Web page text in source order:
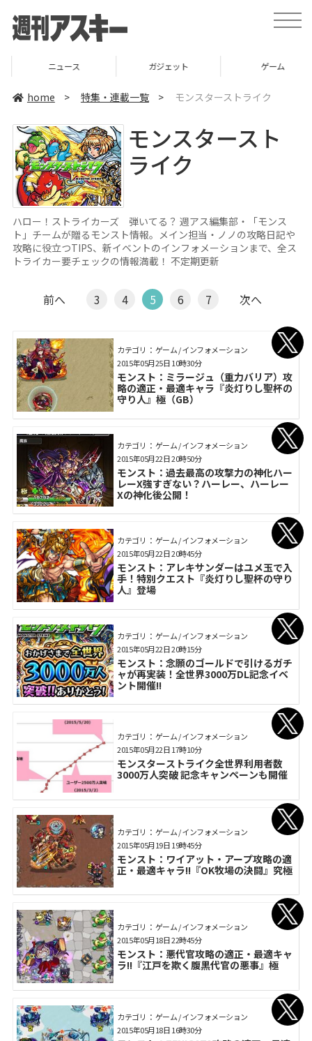
toggle
ニュース ガジェット ゲーム
home > 特集・連載一覧 > モンスターストライク
モンスタースト
ライク
ハロー！ストライカーズ 弾いてる？ 週アス編集部・「モンス
ト」チームが贈るモンスト情報。メイン担当・ノノの攻略日記や
攻略に役立つTIPS、新イベントのインフォメーションまで、全ス
トライカー要チェックの情報満載！ 不定期更新
前へ 3 4 5 6 7 次へ
カテゴリ： ゲーム / インフォメーション
モンスト：ミラージュ（重力バリア）攻
略の適正・最適キャラ『炎灯りし聖杯の
守り人』極（GB）
2015年05月25日 10時30分
カテゴリ： ゲーム / インフォメーション
モンスト：過去最高の攻撃力の神化ハー
レーX強すぎない？ハーレー、ハーレー
Xの神化後公開！
2015年05月22日 20時50分
カテゴリ： ゲーム / インフォメーション
モンスト：アレキサンダーはユメ玉で入
手！特別クエスト『炎灯りし聖杯の守り
人』登場
2015年05月22日 20時45分
カテゴリ： ゲーム / インフォメーション
モンスト：念願のゴールドで引けるガチ
ャが再実装！全世界3000万DL記念イベ
ント開催!!
2015年05月22日 20時15分
カテゴリ： ゲーム / インフォメーション
モンスターストライク全世界利用者数
3000万人突破 記念キャンペーンも開催
2015年05月22日 17時10分
カテゴリ： ゲーム / インフォメーション
モンスト：ワイアット・アープ攻略の適
正・最適キャラ!!『OK牧場の決闘』究極
2015年05月19日 19時45分
カテゴリ： ゲーム / インフォメーション
モンスト：悪代官攻略の適正・最適キャ
ラ!!『江戸を欺く腹黒代官の悪事』極
2015年05月18日 22時45分
カテゴリ： ゲーム / インフォメーション
2015年05月18日 16時30分